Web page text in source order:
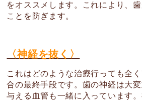
をオススメします。これにより、
ことを防ぎます。
〈神経を抜く〉
これはどのような治療行っても全
合の最終手段です。歯の神経は大
与える血管も一緒に入っています。